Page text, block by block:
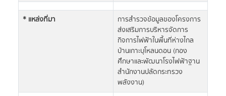
* แหล่งที่มา
การสำรวจข้อมูลของโครงการ
ส่งเสริมการบริหารจัดการ
กิจการไฟฟ้าในพื้นที่ห่างไกล
บ้านเกาะบุโหลนดอน (กอง
ศึกษาและพัฒนาโรงไฟฟ้าฐาน
สำนักงานปลัดกระทรวง
พลังงาน)